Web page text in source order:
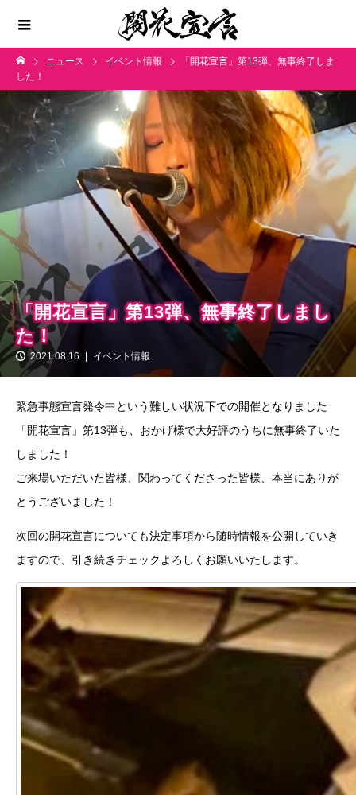
ニュース イベント情報
「開花宣言」第13弾、無事終了しま
した！
「開花宣言」第13弾、無事終了しまし
た！
2021.08.16 イベント情報
緊急事態宣言発令中という難しい状況下での開催となりました
「開花宣言」第13弾も、おかげ様で大好評のうちに無事終了いた
しました！
ご来場いただいた皆様、関わってくださった皆様、本当にありが
とうございました！
次回の開花宣言についても決定事項から随時情報を公開していき
ますので、引き続きチェックよろしくお願いいたします。